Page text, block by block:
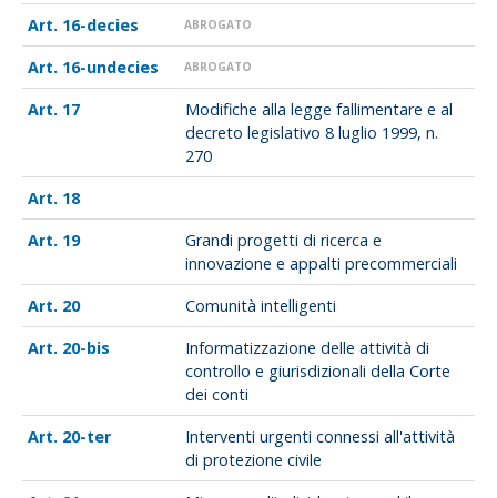
16-decies
ABROGATO
16-undecies ABROGATO
17
Modifiche alla legge fallimentare e al
decreto legislativo 8 luglio 1999, n.
270
18
19
Grandi progetti di ricerca e
innovazione e appalti precommerciali
20
Comunità intelligenti
20-bis
Informatizzazione delle attività di
controllo e giurisdizionali della Corte
dei conti
20-ter
Interventi urgenti connessi all'attività
di protezione civile